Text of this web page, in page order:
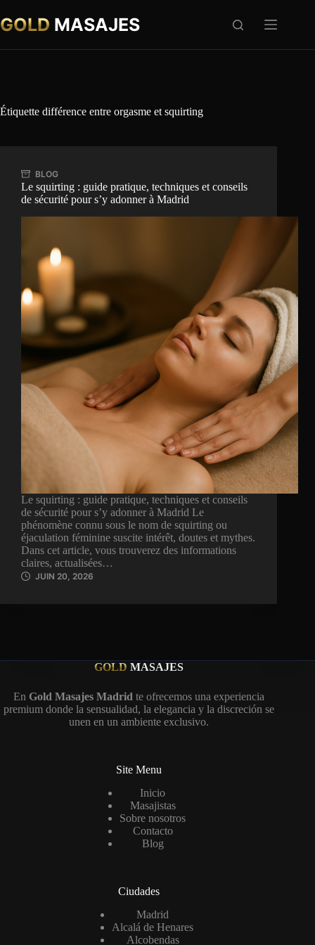
au
contenu
GOLD MASAJES
Étiquette différence entre orgasme et squirting
BLOG
Le squirting : guide pratique, techniques et conseils
de sécurité pour s’y adonner à Madrid
Le squirting : guide pratique, techniques et conseils
de sécurité pour s’y adonner à Madrid Le
phénomène connu sous le nom de squirting ou
éjaculation féminine suscite intérêt, doutes et mythes.
Dans cet article, vous trouverez des informations
claires, actualisées…
JUIN 20, 2026
GOLD MASAJES
En Gold Masajes Madrid te ofrecemos una experiencia
premium donde la sensualidad, la elegancia y la discreción se
unen en un ambiente exclusivo.
Site Menu
Inicio
Masajistas
Sobre nosotros
Contacto
Blog
Ciudades
Madrid
Alcalá de Henares
Alcobendas